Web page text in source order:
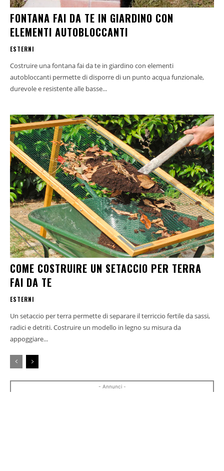
FONTANA FAI DA TE IN GIARDINO CON
ELEMENTI AUTOBLOCCANTI
ESTERNI
Costruire una fontana fai da te in giardino con elementi
autobloccanti permette di disporre di un punto acqua funzionale,
durevole e resistente alle basse...
COME COSTRUIRE UN SETACCIO PER TERRA
FAI DA TE
ESTERNI
Un setaccio per terra permette di separare il terriccio fertile da sassi,
radici e detriti. Costruire un modello in legno su misura da
appoggiare...
- Annunci -